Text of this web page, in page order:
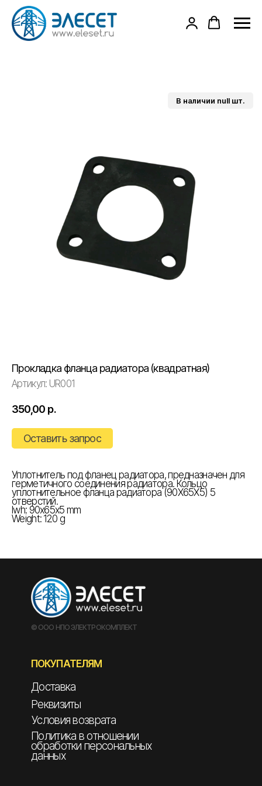
Прокладка фланца радиатора (квадратная)
Артикул: UR001
350,00 р.
Оставить запрос
Уплотнитель под фланец радиатора, предназначен для
герметичного соединения радиатора. Кольцо
уплотнительное фланца радиатора (90Х65Х5) 5
отверстий.
lwh: 90x65x5 mm
Weight: 120 g
© ООО НПО ЭЛЕКТРОКОМПЛЕКТ
ПОКУПАТЕЛЯМ
Доставка
Реквизиты
Условия возврата
Политика в отношении
обработки персональных
данных